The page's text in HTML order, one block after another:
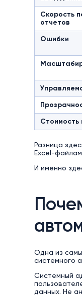
Скорость
отчетов
Ошибки
Стоимость
Разница
Excel-
И именно
Одна из
системного
Системный
данных. Не